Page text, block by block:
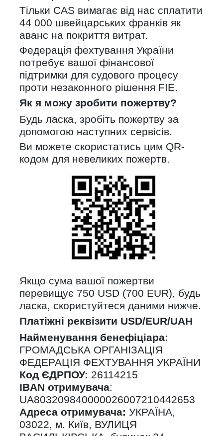
Тільки CAS вимагає від нас сплатити
44 000 швейцарських франків як
аванс на покриття витрат.
Федерація фехтування України
потребує вашої фінансової
підтримки для судового процесу
проти незаконного рішення FIE.
Як я можу зробити пожертву?
Будь ласка, зробіть пожертву за
допомогою наступних сервісів.
Ви можете скористатись цим QR-
кодом для невеликих пожертв.
Якщо сума вашої пожертви
перевищує 750 USD (700 EUR), будь
ласка, скористуйтеся даними нижче.
Платіжні реквізити USD/EUR/UAH
Найменування бенефіціара:
ГРОМАДСЬКА ОРГАНІЗАЦІЯ
ФЕДЕРАЦІЯ ФЕХТУВАННЯ УКРАЇНИ
Код ЄДРПОУ: 26114215
IBAN отримувача:
UA803209840000026007210442653
Адреса отримувача: УКРАЇНА,
03022, м. Київ, ВУЛИЦЯ